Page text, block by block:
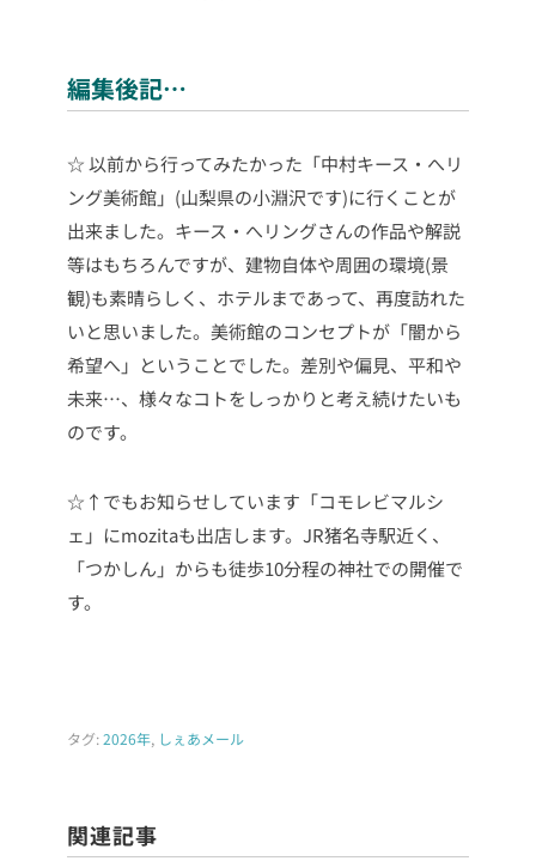
編集後記…
☆ 以前から行ってみたかった「中村キース・へリ
ング美術館」(山梨県の小淵沢です)に行くことが
出来ました。キース・へリングさんの作品や解説
等はもちろんですが、建物自体や周囲の環境(景
観)も素晴らしく、ホテルまであって、再度訪れた
いと思いました。美術館のコンセプトが「闇から
希望へ」ということでした。差別や偏見、平和や
未来…、様々なコトをしっかりと考え続けたいも
のです。
☆↑でもお知らせしています「コモレビマルシ
ェ」にmozitaも出店します。JR猪名寺駅近く、
「つかしん」からも徒歩10分程の神社での開催で
す。
タグ:2026年, しぇあメール
関連記事